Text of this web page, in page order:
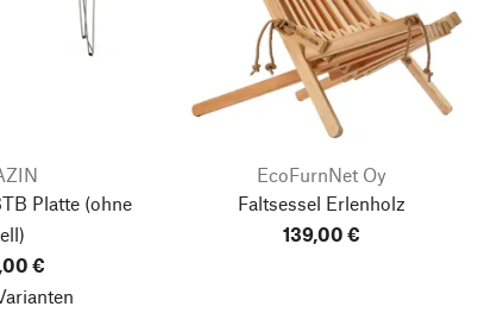
Platte (ohne
€
EcoFurnNet Oy
Faltsessel Erlenholz
139,00 €